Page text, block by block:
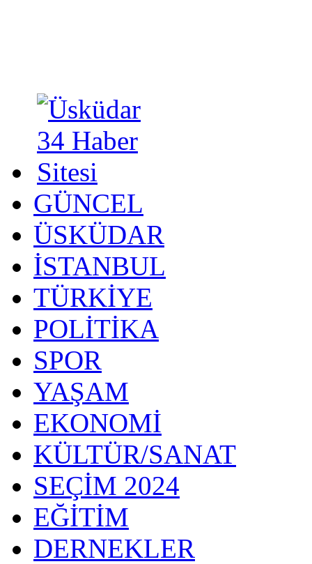
GÜNCEL
ÜSKÜDAR
İSTANBUL
TÜRKİYE
POLİTİKA
SPOR
YAŞAM
EKONOMİ
KÜLTÜR/SANAT
SEÇİM 2024
EĞİTİM
DERNEKLER